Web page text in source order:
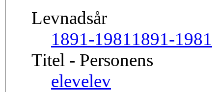
Levnadsår
1891-19811891-1981
Titel - Personens
elevelev